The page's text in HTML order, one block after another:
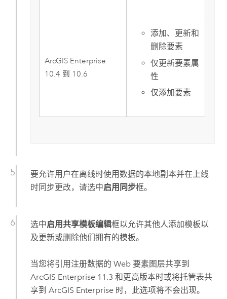
ArcGIS Enterprise
10.4 到 10.6
添加、更新和
删除要素
仅更新要素属
性
仅添加要素
要允许用户在离线时使用数据的本地副本并在上线
时同步更改，请选中启用同步框。
选中启用共享模板编辑框以允许其他人添加模板以
及更新或删除他们拥有的模板。
当您将引用注册数据的 Web 要素图层共享到
ArcGIS Enterprise 11.3 和更高版本时或将托管表共
享到 ArcGIS Enterprise时，此选项将不会出现。